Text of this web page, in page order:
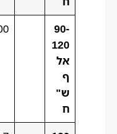
90-
120
אל
ף
ש"
ח